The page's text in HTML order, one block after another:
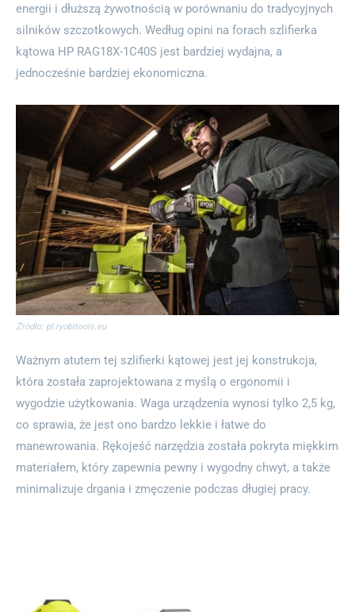
energii i dłuższą żywotnością w porównaniu do tradycyjnych
silników szczotkowych. Według opini na forach szlifierka
kątowa HP RAG18X-1C40S jest bardziej wydajna, a
jednocześnie bardziej ekonomiczna.
Źródło: pl.ryobitools.eu
Ważnym atutem tej szlifierki kątowej jest jej konstrukcja,
która została zaprojektowana z myślą o ergonomii i
wygodzie użytkowania. Waga urządzenia wynosi tylko 2,5 kg,
co sprawia, że jest ono bardzo lekkie i łatwe do
manewrowania. Rękojeść narzędzia została pokryta miękkim
materiałem, który zapewnia pewny i wygodny chwyt, a także
minimalizuje drgania i zmęczenie podczas długiej pracy.